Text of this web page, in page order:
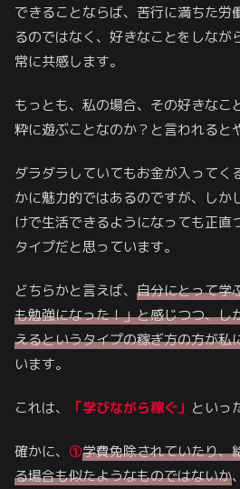
できることならば、苦行に満ちた労
るのではなく、好きなことをしなが
常に共感します。
もっとも、私の場合、その好きなこ
粋に遊ぶことなのか？と言われると
ダラダラしていてもお金が入ってく
かに魅力的ではあるのですが、しか
けで生活できるようになっても正直
タイプだと思っています。
どちらかと言えば、 自分にとって学
も勉強になった！」と感じつつ、し
えるというタイプの稼ぎ方の方が私
います。
これは、 「学びながら稼ぐ」 といっ
確かに、 ①学費免除されていたり、
る場合も似たようなものではないか